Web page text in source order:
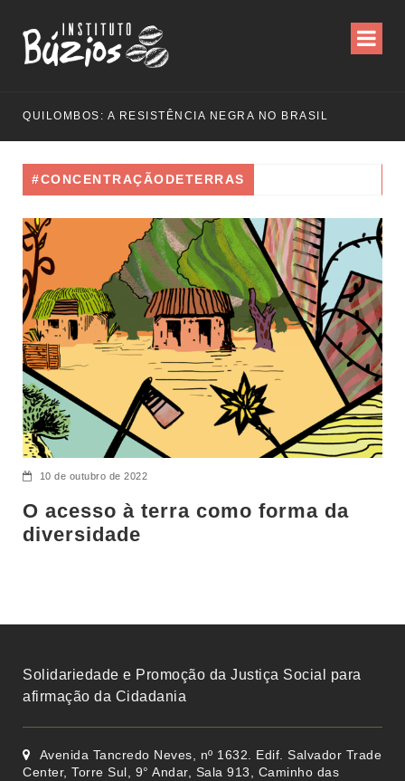
QUILOMBOS: A RESISTÊNCIA NEGRA NO BRASIL
#CONCENTRAÇÃODETERRAS
10 de outubro de 2022
O acesso à terra como forma da
diversidade
Solidariedade e Promoção da Justiça Social para
afirmação da Cidadania
Avenida Tancredo Neves, nº 1632. Edif. Salvador Trade
Center, Torre Sul, 9° Andar, Sala 913, Caminho das